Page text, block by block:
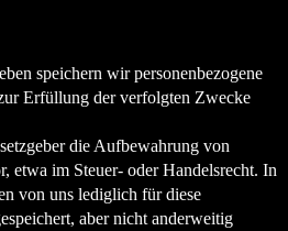
speichern wir personenbezogene
Erfüllung der verfolgten Zwecke
die Aufbewahrung von
etwa im Steuer- oder Handelsrecht. In
von uns lediglich für diese
aber nicht anderweitig